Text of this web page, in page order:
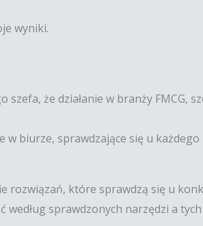
wyniki.
że działanie w branży FMCG,
w biurze, sprawdzające się u każdego
rozwiązań, które sprawdzą się u
według sprawdzonych narzędzi a